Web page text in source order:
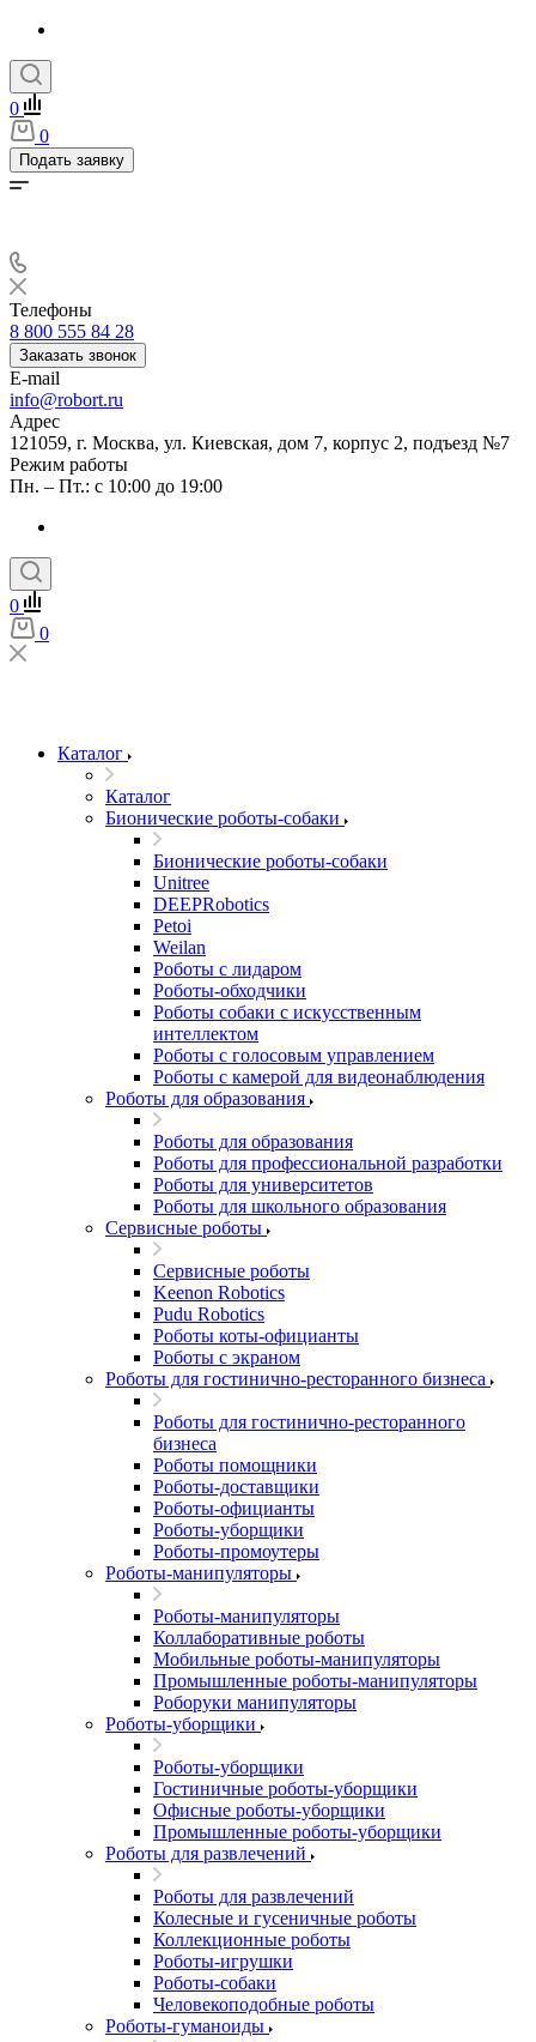
0
0
Подать заявку
Телефоны
8 800 555 84 28
Заказать звонок
E-mail
info@robort.ru
Адрес
121059, г. Москва, ул. Киевская, дом 7, корпус 2, подъезд №7
Режим работы
Пн. – Пт.: с 10:00 до 19:00
0
0
Каталог
Каталог
Бионические роботы-собаки
Бионические роботы-собаки
Unitree
DEEPRobotics
Petoi
Weilan
Роботы с лидаром
Роботы-обходчики
Роботы собаки с искусственным
интеллектом
Роботы с голосовым управлением
Роботы с камерой для видеонаблюдения
Роботы для образования
Роботы для образования
Роботы для профессиональной разработки
Роботы для университетов
Роботы для школьного образования
Сервисные роботы
Сервисные роботы
Keenon Robotics
Pudu Robotics
Роботы коты-официанты
Роботы с экраном
Роботы для гостинично-ресторанного бизнеса
Роботы для гостинично-ресторанного
бизнеса
Роботы помощники
Роботы-доставщики
Роботы-официанты
Роботы-уборщики
Роботы-промоутеры
Роботы-манипуляторы
Роботы-манипуляторы
Коллаборативные роботы
Мобильные роботы-манипуляторы
Промышленные роботы-манипуляторы
Роборуки манипуляторы
Роботы-уборщики
Роботы-уборщики
Гостиничные роботы-уборщики
Офисные роботы-уборщики
Промышленные роботы-уборщики
Роботы для развлечений
Роботы для развлечений
Колесные и гусеничные роботы
Коллекционные роботы
Роботы-игрушки
Роботы-собаки
Человекоподобные роботы
Роботы-гуманоиды